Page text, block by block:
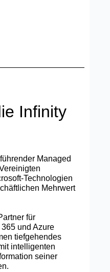
Infinity
Managed
Mehrwert
für
und Azure
tiefgehendes
intelligenten
seiner